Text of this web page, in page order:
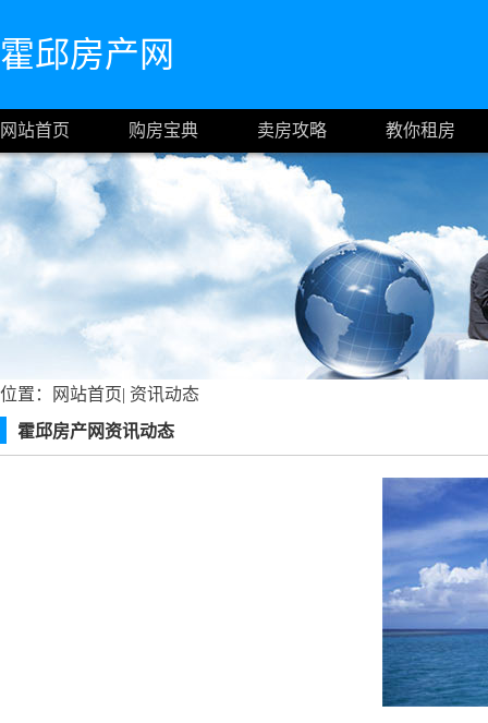
霍邱房产网
网站首页 购房宝典 卖房攻略 教你租房
位置： 网站首页| 资讯动态
霍邱房产网资讯动态